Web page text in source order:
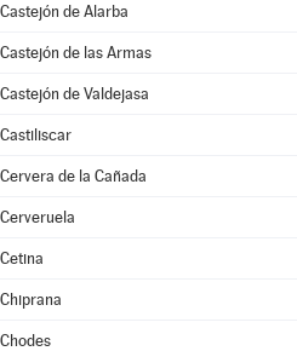
Castejón de Alarba
Castejón de las Armas
Castejón de Valdejasa
Castiliscar
Cervera de la Cañada
Cerveruela
Cetina
Chiprana
Chodes